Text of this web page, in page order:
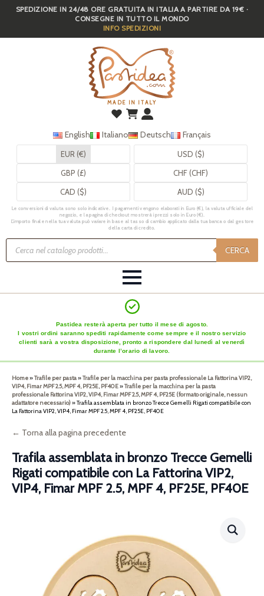
SkipSPEDIZIONE IN 24/48 ORE GRATUITA IN ITALIA A PARTIRE DA 19€ ·
CONSEGNE IN TUTTO IL MONDO
INFO SPEDIZIONI
MADE IN ITALY
English Italiano Deutsch Français
EUR (€)
USD ($)
GBP (£)
CHF (CHF)
CAD ($)
AUD ($)
Le conversioni di valuta sono solo indicative. I pagamenti vengono elaborati in Euro (€), la valuta ufficiale del
negozio, e la pagina di checkout mostrerà i prezzi solo in Euro (€).
L’importo finale nella tua valuta può variare in base al tasso di cambio applicato dalla tua banca o dal gestore
della carta di credito.
Ricerca
prodotti CERCA
Pastidea resterà aperta per tutto il mese di agosto.
I vostri ordini saranno spediti rapidamente come sempre e il nostro servizio
clienti sarà a vostra disposizione, pronto a rispondere dal lunedì al venerdì
durante l’orario di lavoro.
Home»Trafile per pasta»Trafile per la macchina per pasta professionale La Fattorina VIP2,
VIP4, Fimar MPF 2.5, MPF 4, PF25E, PF40E»Trafile per la macchina per la pasta
professionale Fattorina VIP2, VIP4, Fimar MPF 2.5, MPF 4, PF25E (formato originale, nessun
adattatore necessario)»Trafila assemblata in bronzo Trecce Gemelli Rigati compatibile con
La Fattorina VIP2, VIP4, Fimar MPF 2.5, MPF 4, PF25E, PF40E
← Torna alla pagina precedente
Trafila assemblata in bronzo Trecce Gemelli
Rigati compatibile con La Fattorina VIP2,
VIP4, Fimar MPF 2.5, MPF 4, PF25E, PF40E